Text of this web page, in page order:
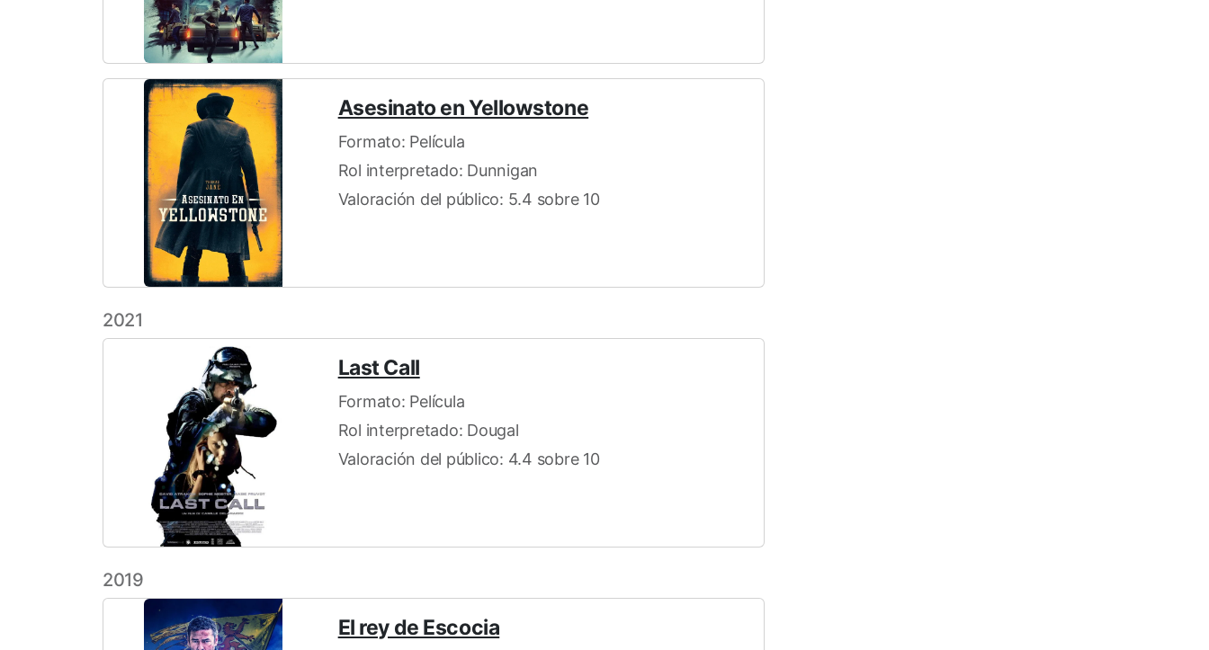
Asesinato en Yellowstone
Formato: Película
Rol interpretado: Dunnigan
Valoración del público: 5.4 sobre 10
2021
Last Call
Formato: Película
Rol interpretado: Dougal
Valoración del público: 4.4 sobre 10
2019
El rey de Escocia